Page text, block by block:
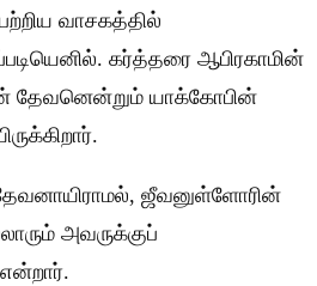
வாசகத்தில்
கர்த்தரை ஆபிரகாமின்
தேவனென்றும் யாக்கோபின்
ஜீவனுள்ளோரின்
அவருக்குப்